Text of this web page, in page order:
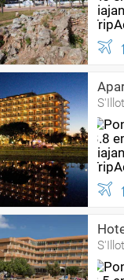
S'Illot
S'Illot